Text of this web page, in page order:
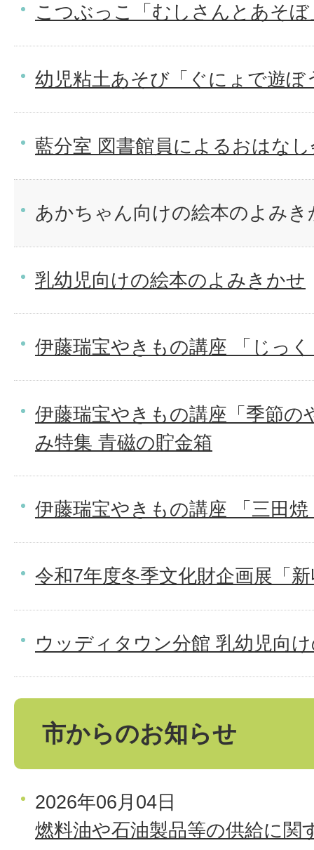
こつぶっこ「むしさんとあそぼ
幼児粘土あそび「ぐにょで遊ぼ
藍分室 図書館員によるおはな
あかちゃん向けの絵本のよみき
乳幼児向けの絵本のよみきかせ
伊藤瑞宝やきもの講座 「じっ
伊藤瑞宝やきもの講座「季節の
み特集 青磁の貯金箱
伊藤瑞宝やきもの講座 「三田
令和7年度冬季文化財企画展「
ウッディタウン分館 乳幼児向
市からのお知らせ
2026年06月04日
燃料油や石油製品等の供給に関